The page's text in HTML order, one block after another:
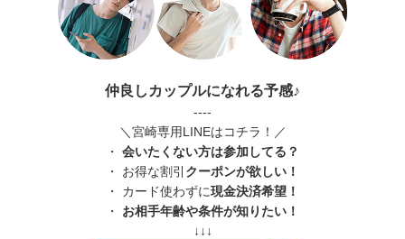
仲良しカップルになれる予感♪
----
＼宮崎専用LINEはコチラ！／
・ 会いたくない方は参加してる？
・ お得な割引 クーポンが欲しい！
・ カード使わずに現金決済希望！
・
お相手年齢や条件が知りたい！
↓↓↓